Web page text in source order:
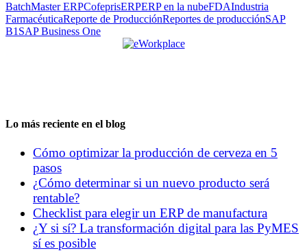
BatchMaster ERPCofeprisERPERP en la nubeFDAIndustria
FarmacéuticaReporte de ProducciónReportes de producciónSAP
B1 SAP Business One
Lo más reciente en el blog
Cómo optimizar la producción de cerveza en 5
pasos
¿Cómo determinar si un nuevo producto será
rentable?
Checklist para elegir un ERP de manufactura
¿Y si sí? La transformación digital para las PyMES
sí es posible